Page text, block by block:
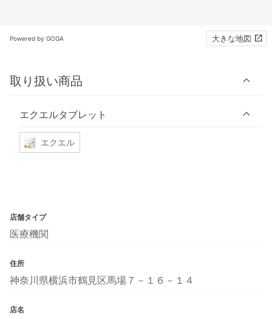
Powered by GOGA 大きな地図
取り扱い商品
エクエルタブレット
エクエル
店舗タイプ
医療機関
住所
神奈川県横浜市鶴見区馬場７－１６－１４
店名